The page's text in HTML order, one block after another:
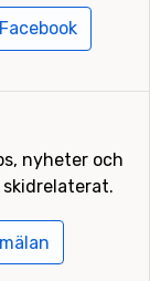
nyheter och